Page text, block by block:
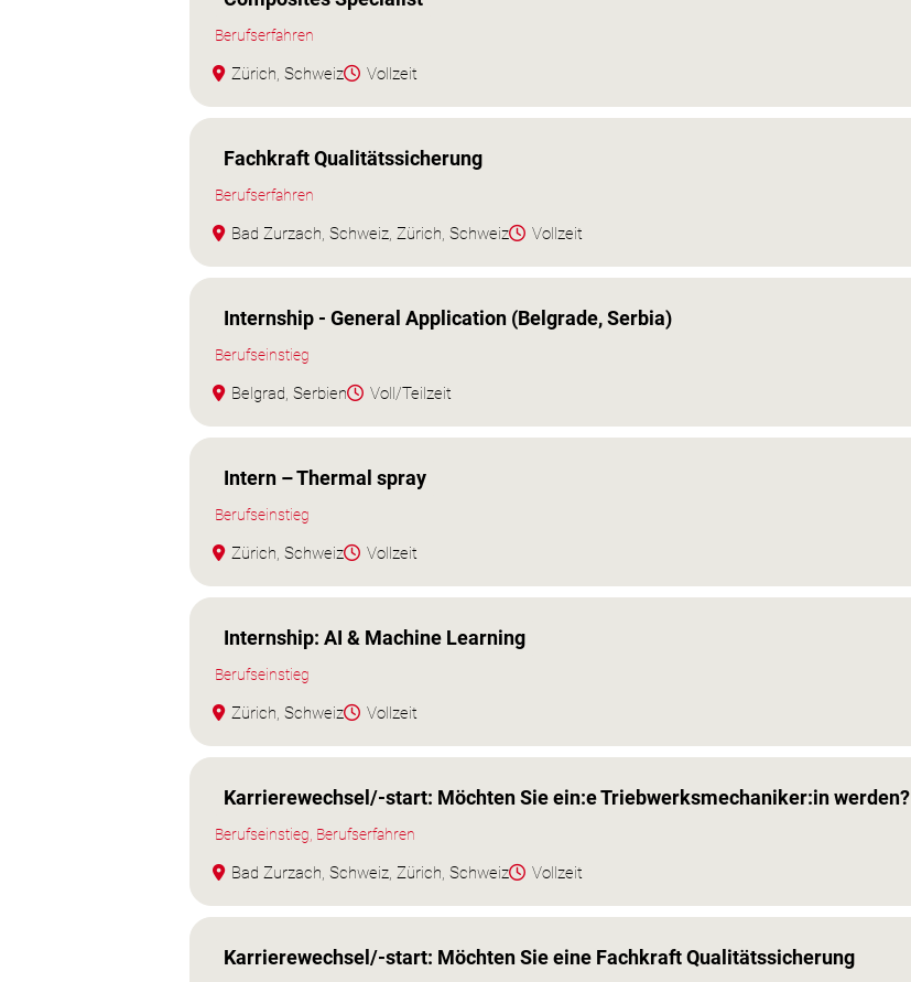
Berufserfahren
Zürich, Schweiz Vollzeit
Fachkraft Qualitätssicherung
Berufserfahren
Bad Zurzach, Schweiz, Zürich, Schweiz Vollzeit
Internship - General Application (Belgrade, Serbia)
Berufseinstieg
Belgrad, Serbien Voll/Teilzeit
Intern – Thermal spray
Berufseinstieg
Zürich, Schweiz Vollzeit
Internship: AI & Machine Learning
Berufseinstieg
Zürich, Schweiz Vollzeit
Karrierewechsel/-start: Möchten Sie ein:e Triebwerksmechaniker:in werden?
Berufseinstieg, Berufserfahren
Bad Zurzach, Schweiz, Zürich, Schweiz Vollzeit
Karrierewechsel/-start: Möchten Sie eine Fachkraft Qualitätssicherung